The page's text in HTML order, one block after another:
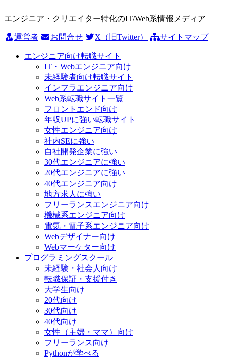
エンジニア・クリエイター特化のIT/Web系情報メディア
運営者 お問合せ X（旧Twitter） サイトマップ
エンジニア向け転職サイト
IT・Webエンジニア向け
未経験者向け転職サイト
インフラエンジニア向け
Web系転職サイト一覧
フロントエンド向け
年収UPに強い転職サイト
女性エンジニア向け
社内SEに強い
自社開発企業に強い
30代エンジニアに強い
20代エンジニアに強い
40代エンジニア向け
地方求人に強い
フリーランスエンジニア向け
機械系エンジニア向け
電気・電子系エンジニア向け
Webデザイナー向け
Webマーケター向け
プログラミングスクール
未経験・社会人向け
転職保証・支援付き
大学生向け
20代向け
30代向け
40代向け
女性（主婦・ママ）向け
フリーランス向け
Pythonが学べる